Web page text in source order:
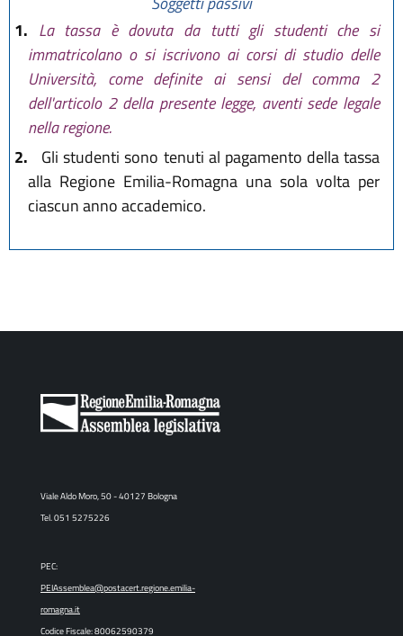
1. La tassa è dovuta da tutti gli studenti che si
immatricolano o si iscrivono ai corsi di studio delle
Università, come definite ai sensi del comma 2
dell'articolo 2 della presente legge, aventi sede legale
nella regione.
2.
Gli studenti sono tenuti al pagamento della tassa
alla Regione Emilia-Romagna una sola volta per
ciascun anno accademico.
Viale Aldo Moro, 50 - 40127 Bologna
Tel. 051 5275226
PEC:
PEIAssemblea@postacert.regione.emilia-
romagna.it
Codice Fiscale: 80062590379